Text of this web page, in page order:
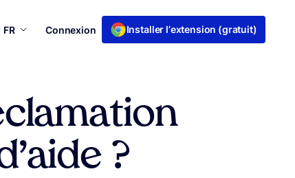
FR Connexion Installer l’extension (gratuit)
?